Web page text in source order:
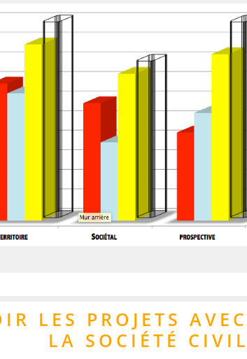
appropriables sur “Coteaux-Copil-etude.pdf”
LES PROJETS
LA SOCIÉTÉ